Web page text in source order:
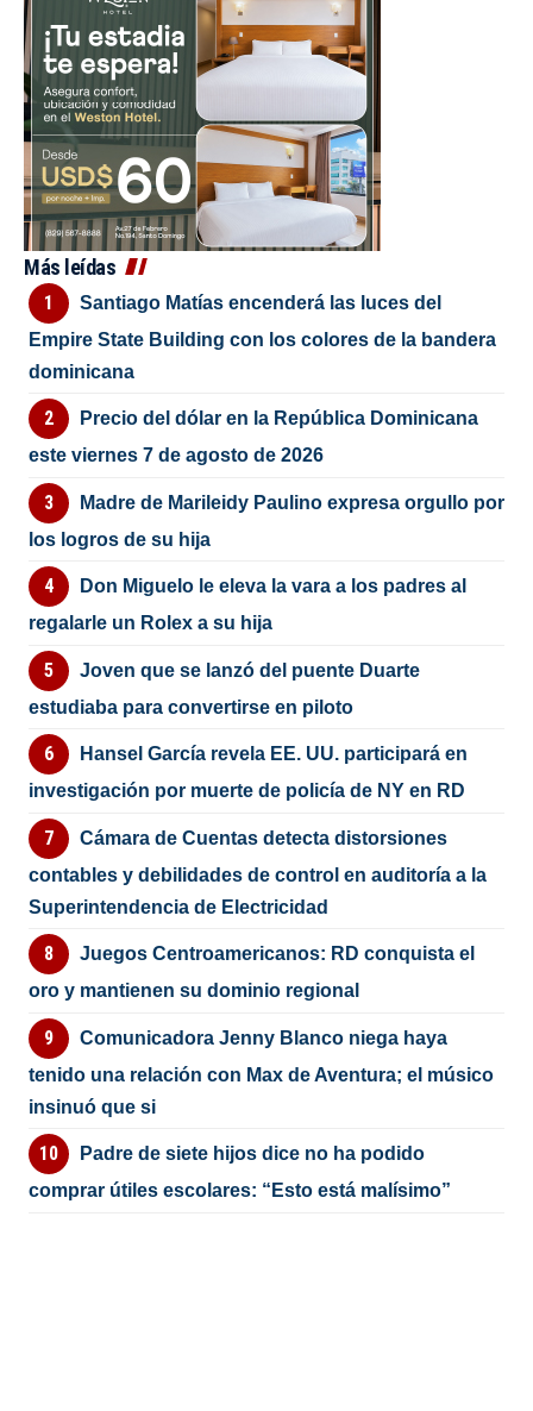
Más leídas
Santiago Matías encenderá las luces del
Empire State Building con los colores de la bandera
dominicana
Precio del dólar en la República Dominicana
este viernes 7 de agosto de 2026
Madre de Marileidy Paulino expresa orgullo por
los logros de su hija
Don Miguelo le eleva la vara a los padres al
regalarle un Rolex a su hija
Joven que se lanzó del puente Duarte
estudiaba para convertirse en piloto
Hansel García revela EE. UU. participará en
investigación por muerte de policía de NY en RD
Cámara de Cuentas detecta distorsiones
contables y debilidades de control en auditoría a la
Superintendencia de Electricidad
Juegos Centroamericanos: RD conquista el
oro y mantienen su dominio regional
Comunicadora Jenny Blanco niega haya
tenido una relación con Max de Aventura; el músico
insinuó que si
Padre de siete hijos dice no ha podido
comprar útiles escolares: “Esto está malísimo”